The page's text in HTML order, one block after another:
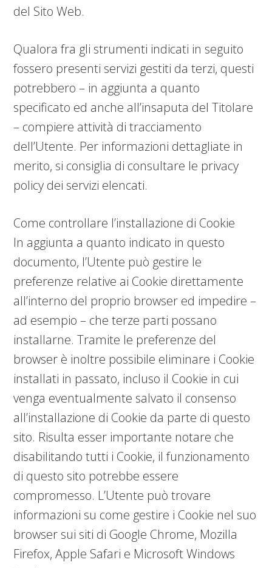
del Sito Web.
Qualora fra gli strumenti indicati in seguito
fossero presenti servizi gestiti da terzi, questi
potrebbero – in aggiunta a quanto
specificato ed anche all’insaputa del Titolare
– compiere attività di tracciamento
dell’Utente. Per informazioni dettagliate in
merito, si consiglia di consultare le privacy
policy dei servizi elencati.
Come controllare l’installazione di Cookie
In aggiunta a quanto indicato in questo
documento, l’Utente può gestire le
preferenze relative ai Cookie direttamente
all’interno del proprio browser ed impedire –
ad esempio – che terze parti possano
installarne. Tramite le preferenze del
browser è inoltre possibile eliminare i Cookie
installati in passato, incluso il Cookie in cui
venga eventualmente salvato il consenso
all’installazione di Cookie da parte di questo
sito. Risulta esser importante notare che
disabilitando tutti i Cookie, il funzionamento
di questo sito potrebbe essere
compromesso. L’Utente può trovare
informazioni su come gestire i Cookie nel suo
browser sui siti di Google Chrome, Mozilla
Firefox, Apple Safari e Microsoft Windows